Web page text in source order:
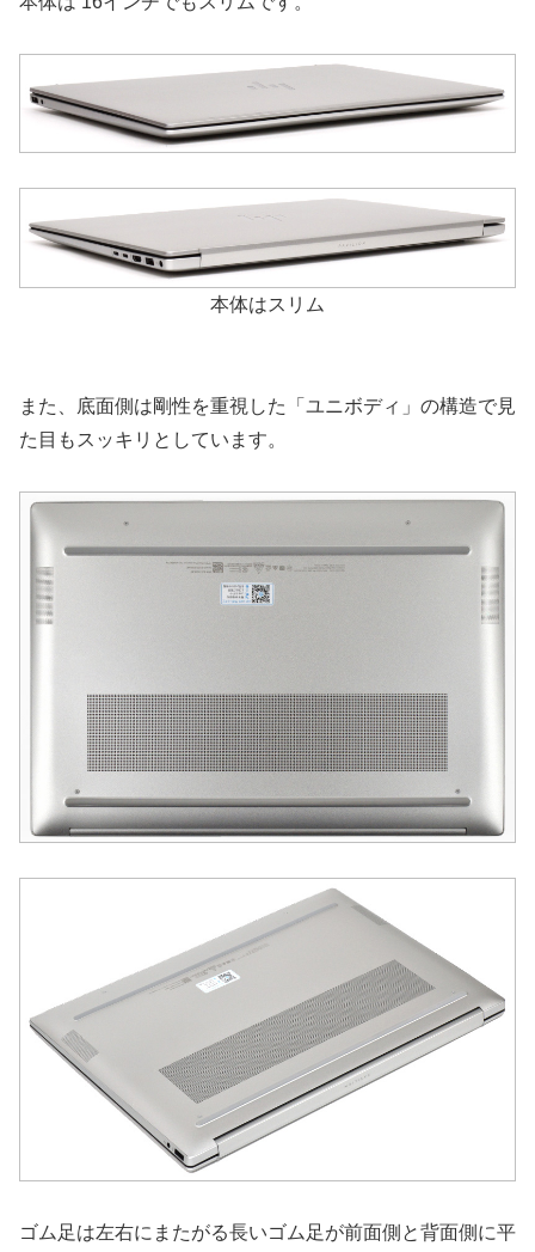
本体はスリム
また、底面側は剛性を重視した「ユニボディ」の構造で見
た目もスッキリとしています。
ゴム足は左右にまたがる長いゴム足が前面側と背面側に平